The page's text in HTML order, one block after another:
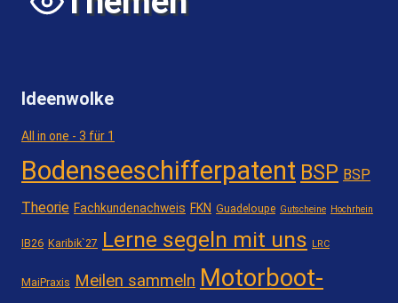
Ideenwolke
All in one - 3 für 1
Bodenseeschifferpatent BSP BSP
Theorie Fachkundenachweis FKN Guadeloupe Gutscheine Hochrhein
IB26 Karibik`27 Lerne segeln mit uns LRC
MaiPraxis Meilen sammeln Motorboot-